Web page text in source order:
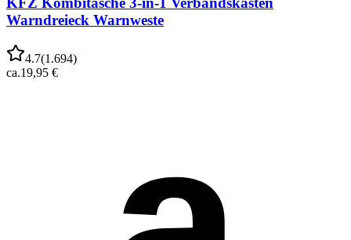
Warndreieck Warnweste
4.7(1.694)
ca.19,95 €